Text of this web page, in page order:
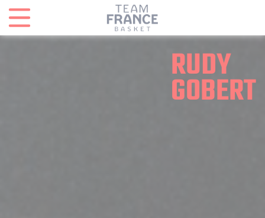
RUDY
GOBERT
Panneau de gestion des cookies